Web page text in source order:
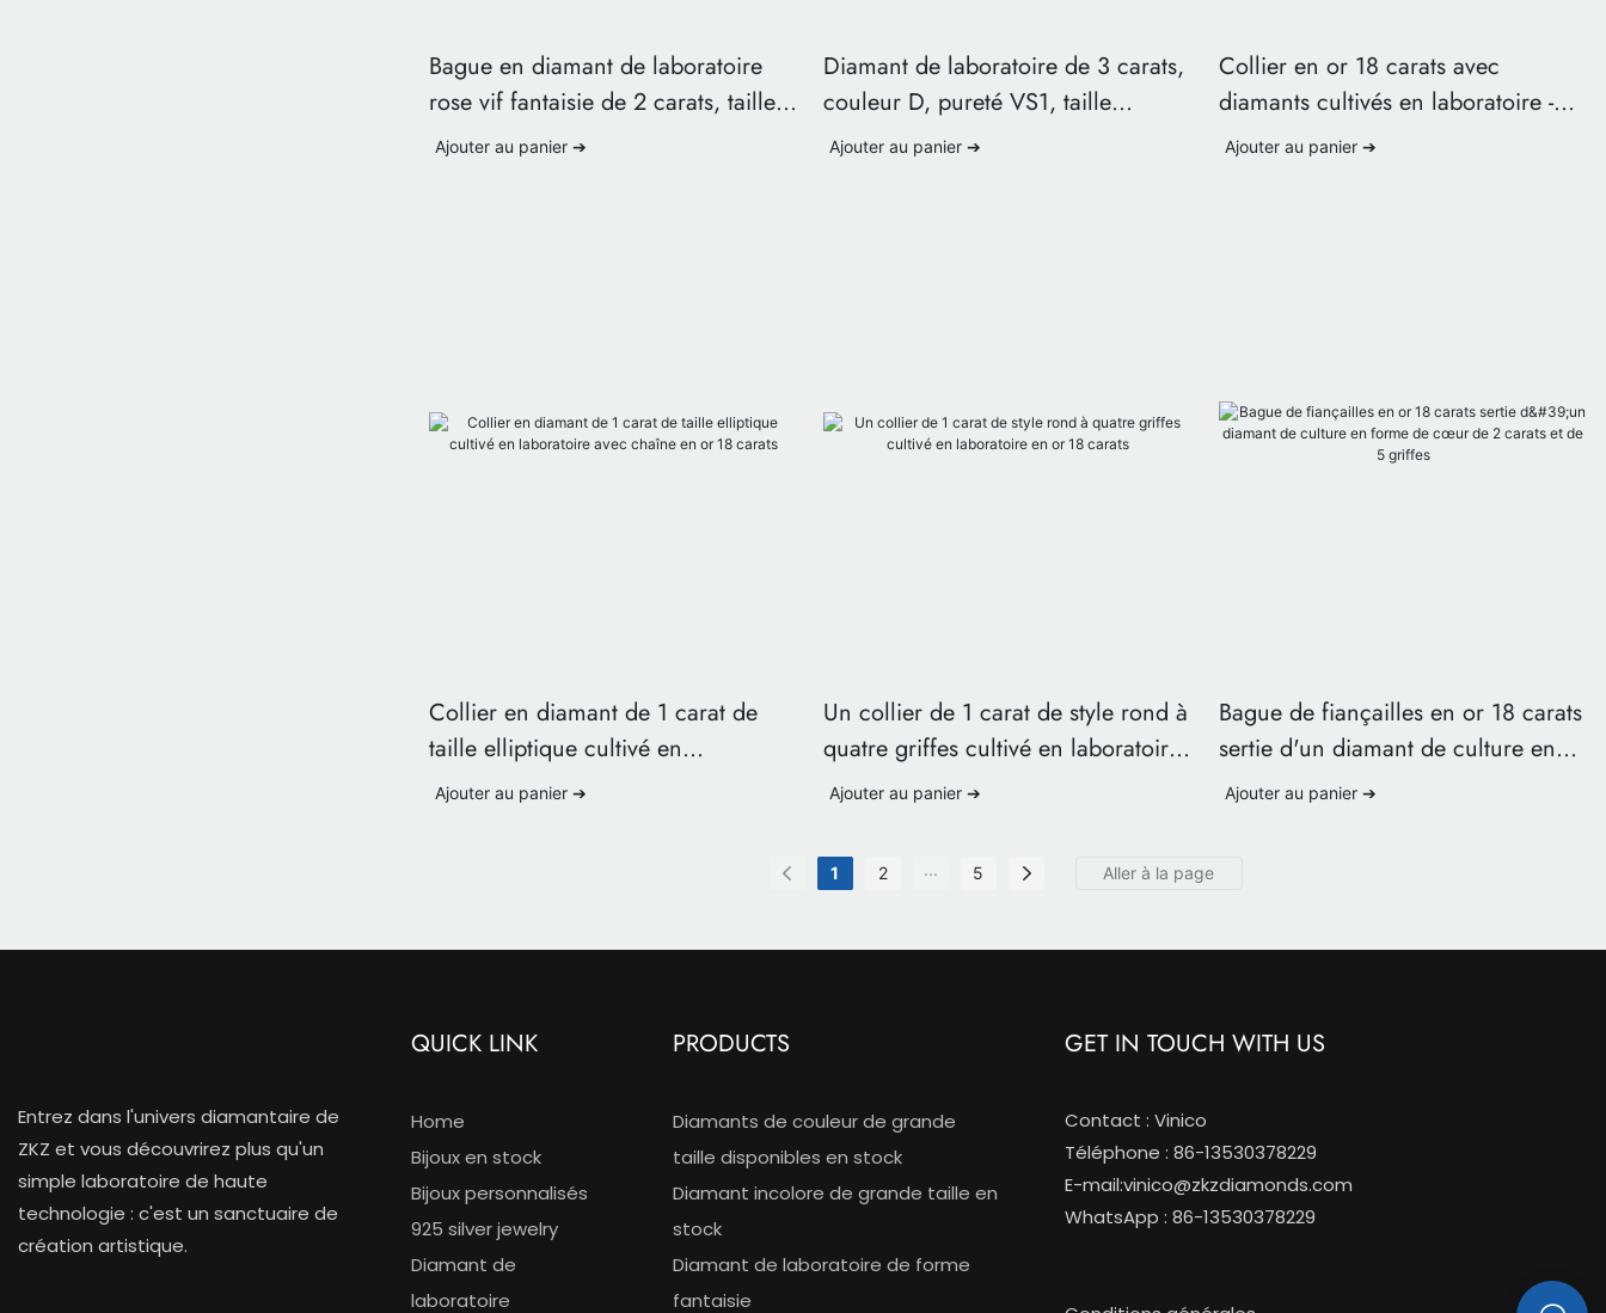
Bague en diamant de laboratoire
rose vif fantaisie de 2 carats, taille
radiant (couleur rose vif fantaisie
Ajouter au panier ➔
Diamant de laboratoire de 3 carats,
couleur D, pureté VS1, taille
excellente : un témoignage de
Ajouter au panier ➔
Collier en or 18 carats avec
diamants cultivés en laboratoire -
Collier taille marquise cultivé en
Ajouter au panier ➔
Collier en diamant de 1 carat de
taille elliptique cultivé en
laboratoire avec chaîne en or 18
Ajouter au panier ➔
Un collier de 1 carat de style rond à
quatre griffes cultivé en laboratoire
en or 18 carats
Ajouter au panier ➔
Bague de fiançailles en or 18 carats
sertie d'un diamant de culture en
forme de cœur de 2 carats et de 5
Ajouter au panier ➔
1 2 ... 5
Entrez dans l'univers diamantaire de
ZKZ et vous découvrirez plus qu'un
simple laboratoire de haute
technologie : c'est un sanctuaire de
création artistique.
QUICK LINK
Home
Bijoux en stock
Bijoux personnalisés
925 silver jewelry
Diamant de
laboratoire
PRODUCTS
Diamants de couleur de grande
taille disponibles en stock
Diamant incolore de grande taille en
stock
Diamant de laboratoire de forme
fantaisie
GET IN TOUCH WITH US
Contact : Vinico
Téléphone : 86-13530378229
E-mail:vinico@zkzdiamonds.com
WhatsApp : 86-13530378229